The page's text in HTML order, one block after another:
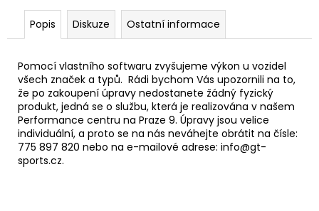
Popis Diskuze Ostatní informace
Pomocí vlastního softwaru zvyšujeme výkon u vozidel
všech značek a typů. Rádi bychom Vás upozornili na to,
že po zakoupení úpravy nedostanete žádný fyzický
produkt, jedná se o službu, která je realizována v našem
Performance centru na Praze 9. Úpravy jsou velice
individuální, a proto se na nás neváhejte obrátit na čísle:
775 897 820 nebo na e-mailové adrese: info@gt-
sports.cz.
PRO
ZVEDÁNÍ
A
PŘIBLIŽOVÁNÍ
PEDÁLU
PLYNU
DNA
RACING